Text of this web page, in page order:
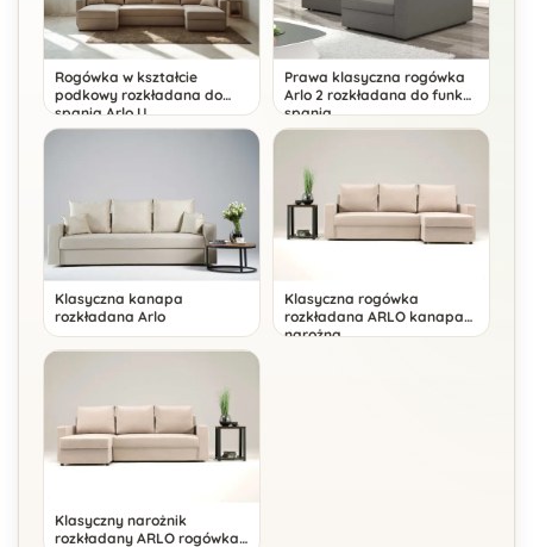
Rogówka w kształcie
podkowy rozkładana do
spania Arlo U
Prawa klasyczna rogówka
Arlo 2 rozkładana do funkcji
spania
Klasyczna kanapa
rozkładana Arlo
Klasyczna rogówka
rozkładana ARLO kanapa
narożna
Klasyczny narożnik
rozkładany ARLO rogówka